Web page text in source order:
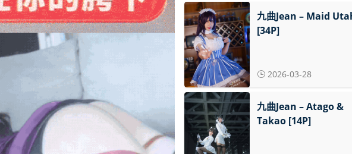
九曲Jean – Maid
[34P]
2026-03-28
九曲Jean – Atago &
Takao [14P]